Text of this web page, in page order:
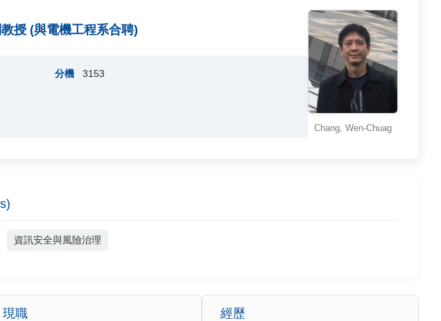
授 (與電機工程系合聘)
分機 3153
Chang, Wen-Chuag
資訊安全與風險治理
現職 經歷